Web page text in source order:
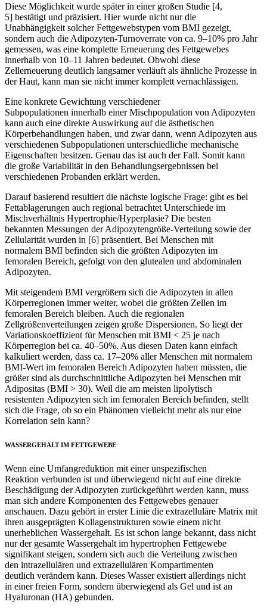
Diese Möglichkeit wurde später in einer großen Studie [4,
5] bestätigt und präzisiert. Hier wurde nicht nur die
Unabhängigkeit solcher Fettgewebstypen vom BMI gezeigt,
sondern auch die Adipozyten-Turnoverrate von ca. 9–10% pro Jahr
gemessen, was eine komplette Erneuerung des Fettgewebes
innerhalb von 10–11 Jahren bedeutet. Obwohl diese
Zellerneuerung deutlich langsamer verläuft als ähnliche Prozesse in
der Haut, kann man sie nicht immer komplett vernachlässigen.
Eine konkrete Gewichtung verschiedener
Subpopulationen innerhalb einer Mischpopulation von Adipozyten
kann auch eine direkte Auswirkung auf die ästhetischen
Körperbehandlungen haben, und zwar dann, wenn Adipozyten aus
verschiedenen Subpopulationen unterschiedliche mechanische
Eigenschaften besitzen. Genau das ist auch der Fall. Somit kann
die große Variabilität in den Behandlungsergebnissen bei
verschiedenen Probanden erklärt werden.
Darauf basierend resultiert die nächste logische Frage: gibt es bei
Fettablagerungen auch regional betrachtet Unterschiede im
Mischverhältnis Hypertrophie/Hyperplasie? Die besten
bekannten Messungen der Adipozytengröße-Verteilung sowie der
Zellularität wurden in [6] präsentiert. Bei Menschen mit
normalem BMI befinden sich die größten Adipozyten im
femoralen Bereich, gefolgt von den glutealen und abdominalen
Adipozyten.
Mit steigendem BMI vergrößern sich die Adipozyten in allen
Körperregionen immer weiter, wobei die größten Zellen im
femoralen Bereich bleiben. Auch die regionalen
Zellgrößenverteilungen zeigen große Dispersionen. So liegt der
Variationskoeffizient für Menschen mit BMI < 25 je nach
Körperregion bei ca. 40–50%. Aus diesen Daten kann einfach
kalkuliert werden, dass ca. 17–20% aller Menschen mit normalem
BMI-Wert im femoralen Bereich Adipozyten haben müssten, die
größer sind als durchschnittliche Adipozyten bei Menschen mit
Adipositas (BMI > 30). Weil die am meisten lipolytisch
resistenten Adipozyten sich im femoralen Bereich befinden, stellt
sich die Frage, ob so ein Phänomen vielleicht mehr als nur eine
Korrelation sein kann?
WASSERGEHALT IM FETTGEWEBE
Wenn eine Umfangreduktion mit einer unspezifischen
Reaktion verbunden ist und überwiegend nicht auf eine direkte
Beschädigung der Adipozyten zurückgeführt werden kann, muss
man sich andere Komponenten des Fettgewebes genauer
anschauen. Dazu gehört in erster Linie die extrazelluläre Matrix mit
ihren ausgeprägten Kollagenstrukturen sowie einem nicht
unerheblichen Wassergehalt. Es ist schon lange bekannt, dass nicht
nur der gesamte Wassergehalt im hypertrophen Fettgewebe
signifikant steigen, sondern sich auch die Verteilung zwischen
den intrazellulären und extrazellulären Kompartimenten
deutlich verändern kann. Dieses Wasser existiert allerdings nicht
in einer freien Form, sondern überwiegend als Gel und ist an
Hyaluronan (HA) gebunden.